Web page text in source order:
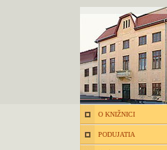
O KNIŽNICI
PODUJATIA